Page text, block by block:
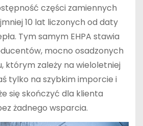
części zamiennych
10 lat liczonych od daty
Tym samym EHPA stawia
mocno osadzonych
którym zależy na wieloletniej
tylko na szybkim imporcie i
się skończyć dla klienta
żadnego wsparcia.